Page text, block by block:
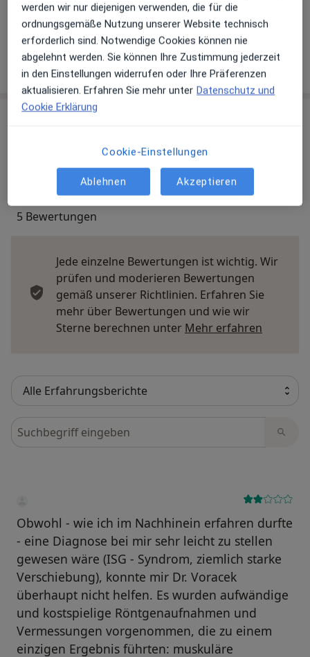
08331 8...Telefonnummer anzeigen
08331 8...Telefonnummer anzeigen
Mehr Details anzeigen
über die Adresse
Bewerten
5 Bewertungen
Jede einzelne Bewertungen ist wichtig. Wir
prüfen und moderieren Bewertungen
gemäß unserer Richtlinien. Erfahren Sie
mehr über Bewertungen und wie wir
Sterne berechnen unter Mehr erfahren
Bewertungen durchsuchen
Obwohl - wie ich im Nachhinein erfahren durfte
- eine Diagnose bei mir sehr leicht zu stellen
gewesen wäre (ISG - Syndrom, ziemlich starke
Verschiebung), konnte mir Dr. Voracek
überhaupt nicht helfen. Es wurden aufwändige
und kostspielige Röntgenaufnahmen und
Vermessungen vorgenommen, die zu einem
einzigen Ergebnis führten: muskuläre
werden wir nur diejenigen verwenden, die für die
ordnungsgemäße Nutzung unserer Website technisch
erforderlich sind. Notwendige Cookies können nie
abgelehnt werden. Sie können Ihre Zustimmung jederzeit
in den Einstellungen widerrufen oder Ihre Präferenzen
aktualisieren. Erfahren Sie mehr unter Datenschutz und
Cookie Erklärung
Cookie-Einstellungen
Ablehnen Akzeptieren